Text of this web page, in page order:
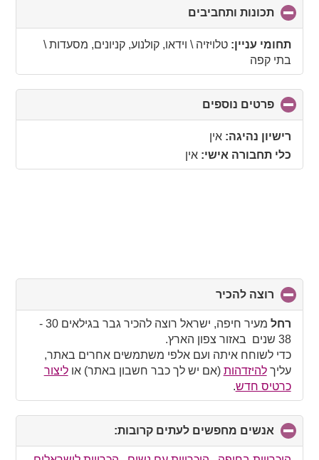
תכונות ותחביבים
to
collapse
תחומי עניין: טלויזיה \ וידאו, קולנוע, קניונים, מסעדות \
בתי קפה
פרטים נוספים
to
רישיון נהיגה: אין
כלי תחבורה אישי: אין
רוצה להכיר
to
collapse
contents
רחל
מעיר חיפה, ישראל רוצה להכיר גבר בגילאים 30 -
38 שנים באזור צפון הארץ.
כדי לשוחח איתה ועם אלפי משתמשים אחרים באתר,
עליךלהיזדהות (אם יש לך כבר חשבון באתר) אוליצור
כרטיס חדש.
אנשים מחפשים לעתים קרובות:
to